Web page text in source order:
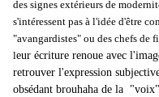
des signes extérieurs de
s'intéressent pas à l'idée d'être
"avangardistes" ou des chefs de
leur écriture renoue avec
retrouver l'expression
obsédant brouhaha de la